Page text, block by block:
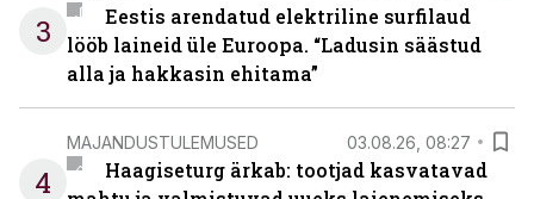
3
Eestis arendatud elektriline surfilaud
lööb laineid üle Euroopa. “Ladusin säästud
alla ja hakkasin ehitama”
4
MAJANDUSTULEMUSED 03.08.26, 08:27
Haagiseturg ärkab: tootjad kasvatavad